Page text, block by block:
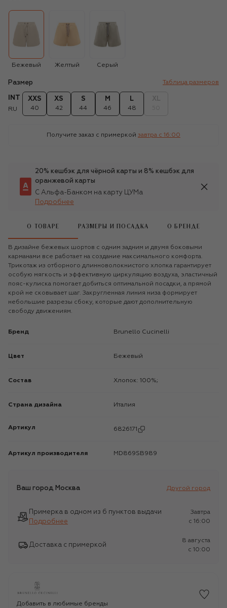
Бежевый Желтый Серый
Размер Таблица размеров
INT
RU
XXS
40
XS
42
S
44
M
46
L
48
Получите заказ с примеркой завтра c 16:00
20% кешбэк для чёрной карты и 8% кешбэк для
оранжевой карты
С Альфа-Банком на карту ЦУМа
Подробнее
О ТОВАРЕ РАЗМЕРЫ И ПОСАДКА О БРЕНДЕ
В дизайне бежевых шортов с одним задним и двумя боковыми
карманами все работает на создание максимального комфорта.
Трикотаж из отборного длинноволокнистого хлопка гарантирует
особую мягкость и эффективную циркуляцию воздуха, эластичный
пояс-кулиска помогает добиться оптимальной посадки, а прямой
крой не сковывает шаг. Закругленная линия низа формирует
небольшие разрезы сбоку, которые дают дополнительную
свободу движениям.
Бренд Brunello Cucinelli
Цвет Бежевый
Состав Хлопок: 100%;
Страна дизайна Италия
Артикул 6826171
Артикул производителя MD869SB989
Ваш город Москва Другой город
Примерка в одном из 6 пунктов выдачи
Подробнее
Завтра
c 16:00
Доставка с примеркой
8 августа
c 10:00
Добавить в любимые бренды